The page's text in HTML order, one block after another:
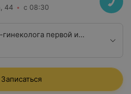
44 с 08:30
первой и
Записаться